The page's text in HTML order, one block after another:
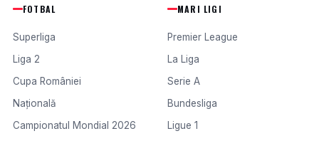
FOTBAL
Superliga
Liga 2
Cupa României
Națională
Campionatul Mondial 2026
MARI LIGI
Premier League
La Liga
Serie A
Bundesliga
Ligue 1